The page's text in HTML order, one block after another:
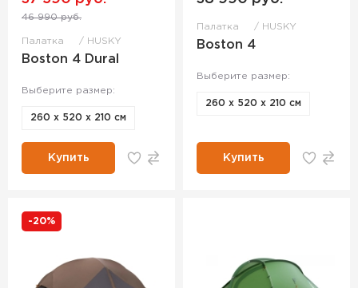
46 990 руб.
Палатка HUSKY
Boston 4 Dural
Выберите размер:
260 x 520 x 210 см
Купить
Палатка HUSKY
Boston 4
Выберите размер:
260 x 520 x 210 см
Купить
-20%